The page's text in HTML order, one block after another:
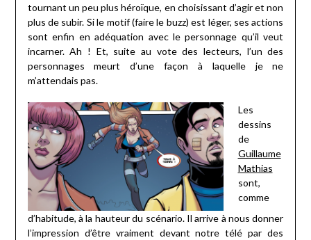
tournant un peu plus héroïque, en choisissant d’agir et non
plus de subir. Si le motif (faire le buzz) est léger, ses actions
sont enfin en adéquation avec le personnage qu’il veut
incarner. Ah ! Et, suite au vote des lecteurs, l’un des
personnages meurt d’une façon à laquelle je ne
m’attendais pas.
Les
dessins
de
Guillaume
Mathias
sont,
comme
d’habitude, à la hauteur du scénario. Il arrive à nous donner
l’impression d’être vraiment devant notre télé par des